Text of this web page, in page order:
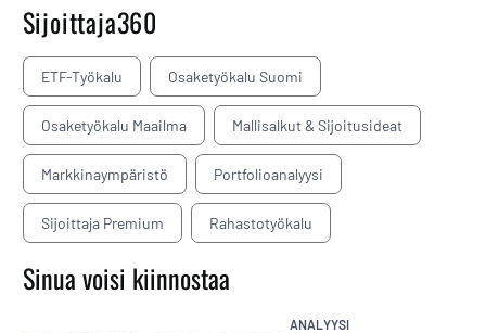
Sijoittaja360
ETF-Työkalu Osaketyökalu Suomi
Osaketyökalu Maailma Mallisalkut & Sijoitusideat
Markkinaympäristö Portfolioanalyysi
Sijoittaja Premium Rahastotyökalu
Sinua voisi kiinnostaa
ANALYYSI